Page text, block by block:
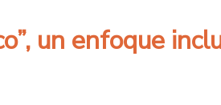
un enfoque